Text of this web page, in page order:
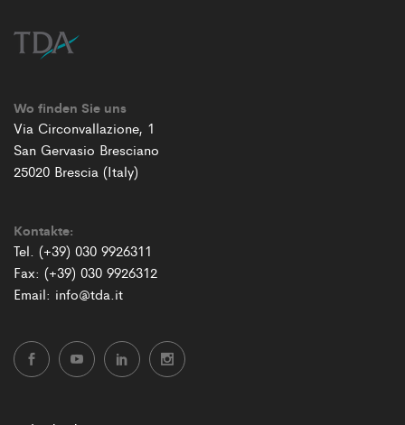
Wo finden Sie uns
Via Circonvallazione, 1
San Gervasio Bresciano
25020 Brescia (Italy)
Kontakte:
Tel. (+39) 030 9926311
Fax: (+39) 030 9926312
Email: info@tda.it